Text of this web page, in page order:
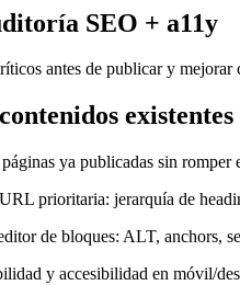
SEO + a11y
antes de publicar y
existentes
ya publicadas sin romper
prioritaria: jerarquía de
de bloques: ALT, anchors,
y accesibilidad en móvil/